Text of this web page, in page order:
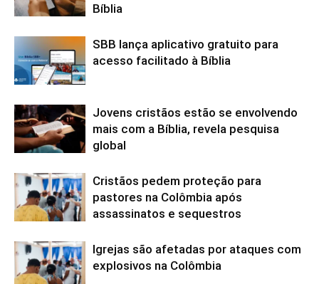
Bíblia
SBB lança aplicativo gratuito para
acesso facilitado à Bíblia
Jovens cristãos estão se envolvendo
mais com a Bíblia, revela pesquisa
global
Cristãos pedem proteção para
pastores na Colômbia após
assassinatos e sequestros
Igrejas são afetadas por ataques com
explosivos na Colômbia